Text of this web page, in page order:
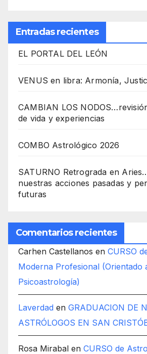
Entradas recientes
EL PORTAL DEL LEÓN
VENUS en libra: Armonía,
CAMBIAN LOS
de vida y experiencias
COMBO Astrológico 2026
SATURNO Retrograda en
nuestras acciones pasadas y
futuras
Comentarios recientes
Carhen Castellanos en CURSO
Moderna Profesional (Orientado
Psicoastrología)
Laverdad en GRADUACION DE
ASTRÓLOGOS EN SAN
Rosa Mirabal en CURSO de